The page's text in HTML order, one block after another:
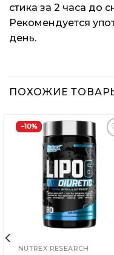
стика за 2 часа до
Рекомендуется
день.
ПОХОЖИЕ
−10%
NUTREX RESEARCH